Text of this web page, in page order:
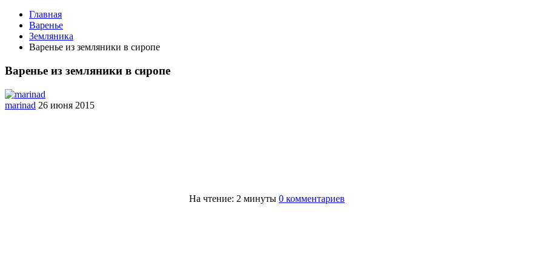
Главная
Варенье
Земляника
Варенье из земляники в сиропе
Варенье из земляники в сиропе
marinad 26 июня 2015
На чтение: 2 минуты 0 комментариев